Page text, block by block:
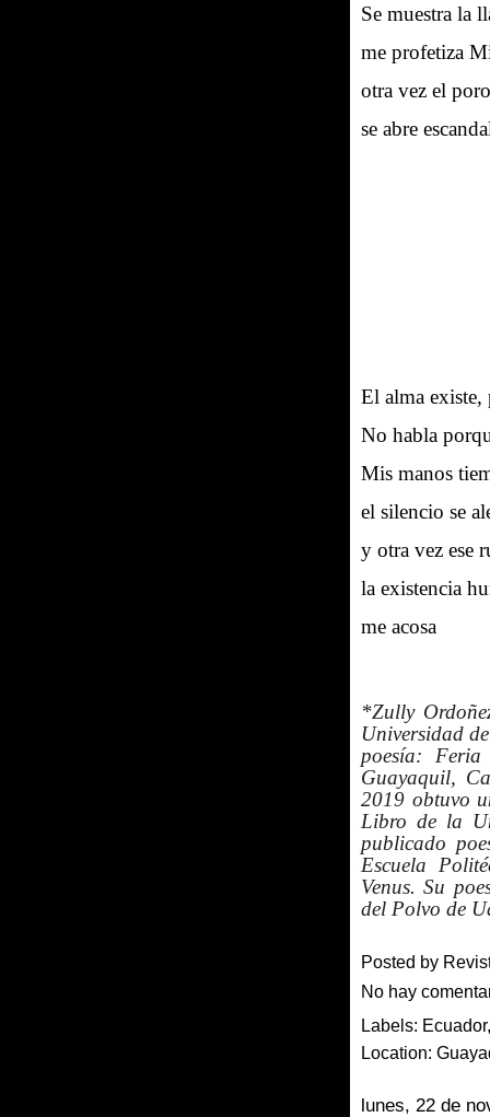
Se muestra la
me profetiza
otra vez el
se abre
El alma existe,
No habla
Mis manos
el silencio se
y otra vez ese
la existencia
me acosa
*Zully
Universidad
poesía:
Guayaquil,
2019 obtuvo
Libro de la
publicado
Escuela
Venus. Su
del Polvo de
Posted by
No hay
Labels: Ecuador
Location:
lunes, 22 de